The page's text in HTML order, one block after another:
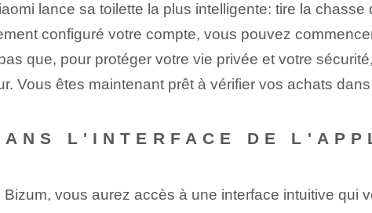
lance sa toilette la plus intelligente: tire la chasse
configuré votre compte, vous pouvez
que, pour protéger votre vie privée ‍et votre
Vous êtes maintenant prêt à vérifier vos achats
L'INTERFACE DE
vous aurez accès à une interface intuitive qui